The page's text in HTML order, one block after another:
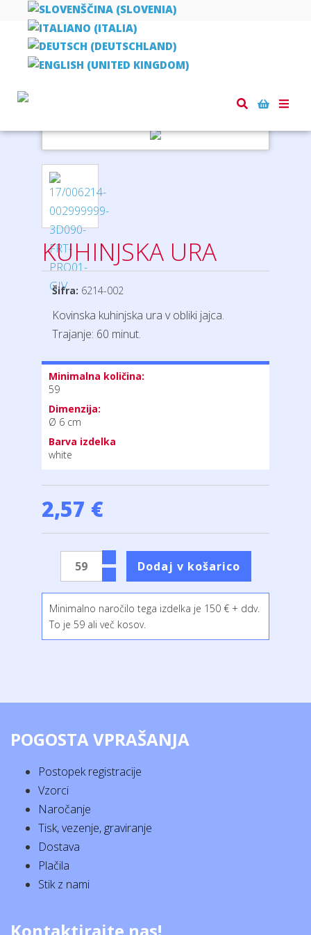
Toggle
Domov
KUHINJSKA URA
Šifra: 6214-002
Kovinska kuhinjska ura v obliki jajca.
Trajanje: 60 minut.
Minimalna količina:
59
Dimenzija:
Ø 6 cm
Barva izdelka
white
2,57 €
Minimalno naročilo tega izdelka je 150 € + ddv.
To je 59 ali več kosov.
POGOSTA VPRAŠANJA
Postopek registracije
Vzorci
Naročanje
Tisk, vezenje, graviranje
Dostava
Plačila
Stik z nami